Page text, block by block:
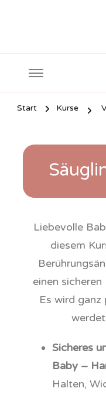
Start Kurse
Liebevolle
diesem
einen
Es wird ganz
Sicheres
Baby –
Halten,